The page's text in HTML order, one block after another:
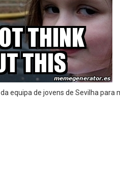
da equipa de jovens de Sevilha para